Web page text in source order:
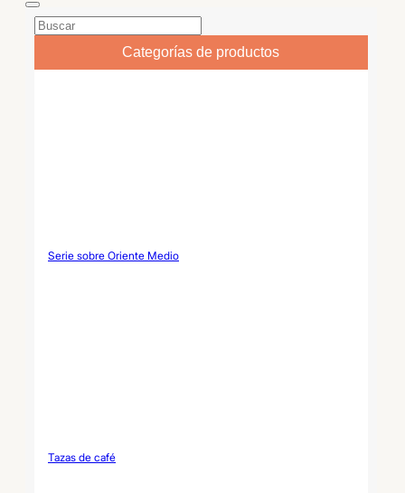
de calabaza en varios
tamaños, ideales para la
vajilla de Halloween,
colecciones de mesa
otoñales, regalos navideños
Categorías de productos
Serie sobre Oriente Medio
Tazas de café